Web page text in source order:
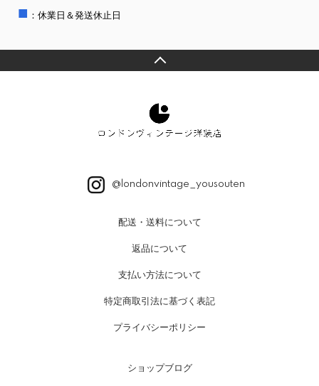
■ ：休業日＆発送休止日
@londonvintage_yousouten
配送・送料について
返品について
支払い方法について
特定商取引法に基づく表記
プライバシーポリシー
ショップブログ